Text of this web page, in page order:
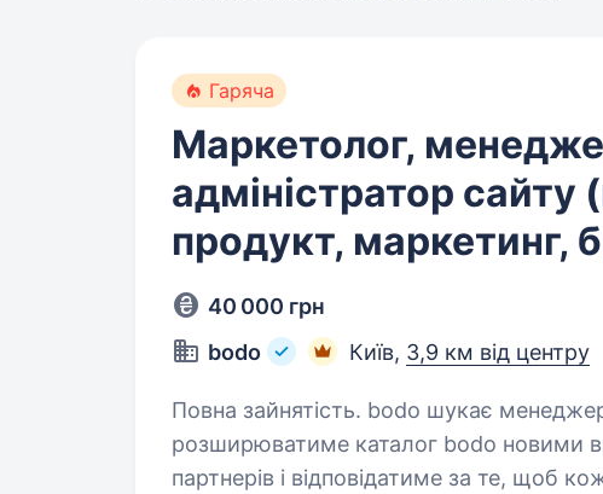
Гаряча
Маркетолог,
адміністратор сайту
продукт, маркетинг,
40 000 грн
bodo
Київ, 3,9 км від центру
Повна зайнятість. bodo шукає менеджера вражень — людину, яка
розширюватиме каталог bodo новими
партнерів і відповідатиме за те, щоб